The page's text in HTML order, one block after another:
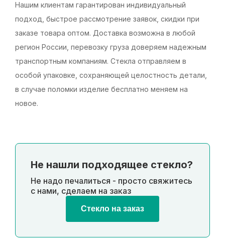
Нашим клиентам гарантирован индивидуальный
подход, быстрое рассмотрение заявок, скидки при
заказе товара оптом. Доставка возможна в любой
регион России, перевозку груза доверяем надежным
транспортным компаниям. Стекла отправляем в
особой упаковке, сохраняющей целостность детали,
в случае поломки изделие бесплатно меняем на
новое.
Не нашли подходящее стекло?
Не надо печалиться - просто свяжитесь
с нами, сделаем на заказ
Стекло на заказ